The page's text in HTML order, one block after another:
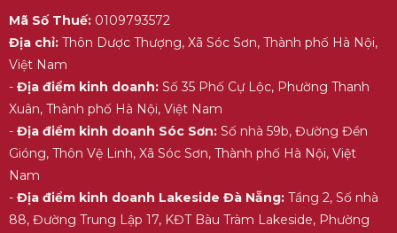
Mã Số Thuế:0109793572
Địa chỉ:Thôn Dược Thượng, Xã Sóc Sơn, Thành phố Hà Nội,
Việt Nam
- Địa điểm kinh doanh:Số 35 Phố Cự Lộc, Phường Thanh
Xuân, Thành phố Hà Nội, Việt Nam
- Địa điểm kinh doanh Sóc Sơn:Số nhà 59b, Đường Đền
Gióng, Thôn Vệ Linh, Xã Sóc Sơn, Thành phố Hà Nội, Việt
Nam
- Địa điểm kinh doanh Lakeside Đà Nẵng:Tầng 2, Số nhà
88, Đường Trung Lập 17, KĐT Bàu Tràm Lakeside, Phường